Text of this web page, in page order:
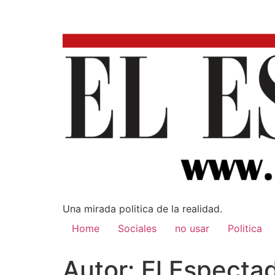
Una mirada poli­tica de la realidad.
Home
Sociales no usar Politica